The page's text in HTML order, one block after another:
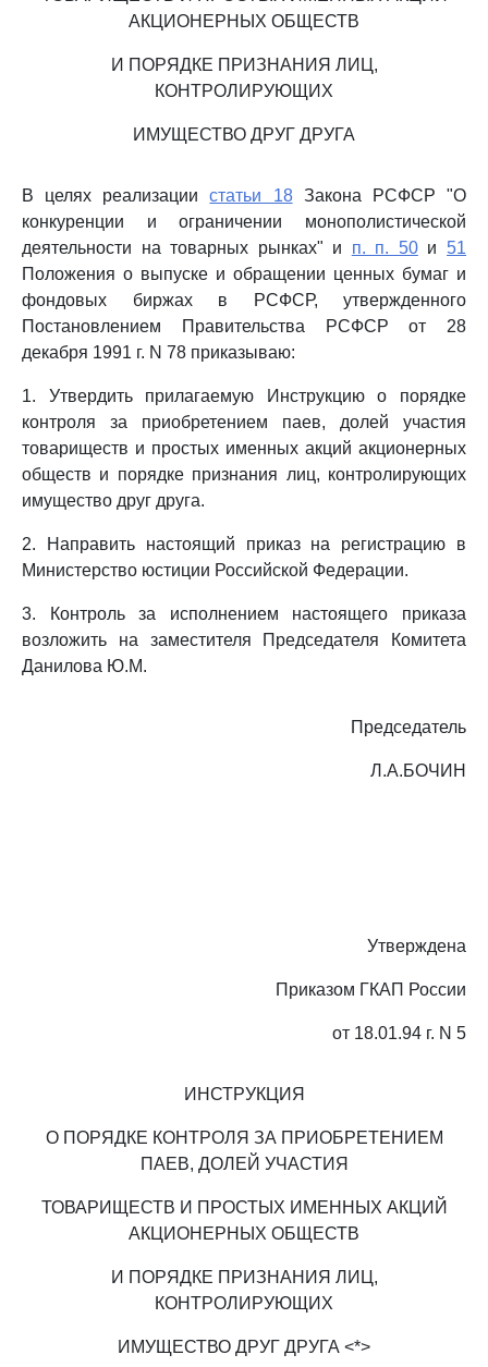
АКЦИОНЕРНЫХ ОБЩЕСТВ
И ПОРЯДКЕ ПРИЗНАНИЯ ЛИЦ,
КОНТРОЛИРУЮЩИХ
ИМУЩЕСТВО ДРУГ ДРУГА
В целях реализациистатьи 18Закона РСФСР "О
конкуренции и ограничении монополистической
деятельности на товарных рынках" и п. п. 50и 51
Положения о выпуске и обращении ценных бумаг и
фондовых биржах в РСФСР, утвержденного
Постановлением Правительства РСФСР от 28
декабря 1991 г. N 78 приказываю:
1. Утвердить прилагаемую Инструкцию о порядке
контроля за приобретением паев, долей участия
товариществ и простых именных акций акционерных
обществ и порядке признания лиц, контролирующих
имущество друг друга.
2. Направить настоящий приказ на регистрацию в
Министерство юстиции Российской Федерации.
3. Контроль за исполнением настоящего приказа
возложить на заместителя Председателя Комитета
Данилова Ю.М.
Председатель
Л.А.БОЧИН
Утверждена
Приказом ГКАП России
от 18.01.94 г. N 5
ИНСТРУКЦИЯ
О ПОРЯДКЕ КОНТРОЛЯ ЗА ПРИОБРЕТЕНИЕМ
ПАЕВ, ДОЛЕЙ УЧАСТИЯ
ТОВАРИЩЕСТВ И ПРОСТЫХ ИМЕННЫХ АКЦИЙ
АКЦИОНЕРНЫХ ОБЩЕСТВ
И ПОРЯДКЕ ПРИЗНАНИЯ ЛИЦ,
КОНТРОЛИРУЮЩИХ
ИМУЩЕСТВО ДРУГ ДРУГА <*>